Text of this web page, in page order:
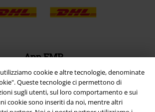
cookie e altre tecnologie, denominate
Queste tecnologie ci permettono di
sugli utenti, sul loro comportamento e sui
cookie sono inseriti da noi, mentre altri
App EMP
Scarica la nuova app di EMP!